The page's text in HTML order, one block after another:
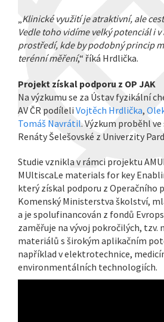
„Klinické využití je atraktivní, ale
Vedle toho vidíme velký potenciál i
prostředí, kde by podobný princip
terénní měření,“ říká Hrdlička.
Projekt získal podporu z OP JAK
Na výzkumu se za Ústav fyzikální
AV ČR podíleli Vojtěch Hrdlička,
Tomáš Navrátil. Výzkum proběhl
Renáty Šelešovské z Univerzity
Studie vznikla v rámci projektu
MUltiscaLe materials for key
který získal podporu z Operačního
Komenský Ministerstva školství,
a je spolufinancován z fondů
zaměřuje na vývoj pokročilých, tzv.
materiálů s širokým aplikačním
například v elektrotechnice,
environmentálních technologiích.